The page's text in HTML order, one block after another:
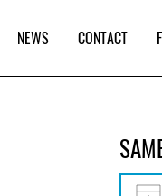
NEWS CONTACT